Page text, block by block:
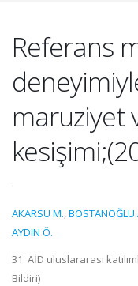
Referans
maruziyet
AKARSU M.,BOSTANOĞLU
AYDIN Ö.
31. AİD uluslararası
Bildiri)